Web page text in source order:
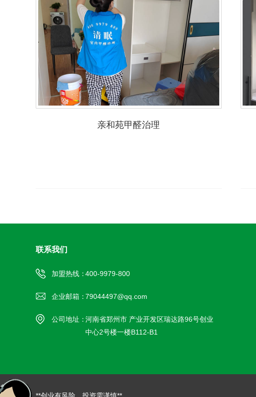
亲和苑甲醛治理
联系我们
加盟热线：400-9979-800
企业邮箱：79044497@qq.com
公司地址：河南省郑州市 产业开发区瑞达路96号创业
中心2号楼一楼B112-B1